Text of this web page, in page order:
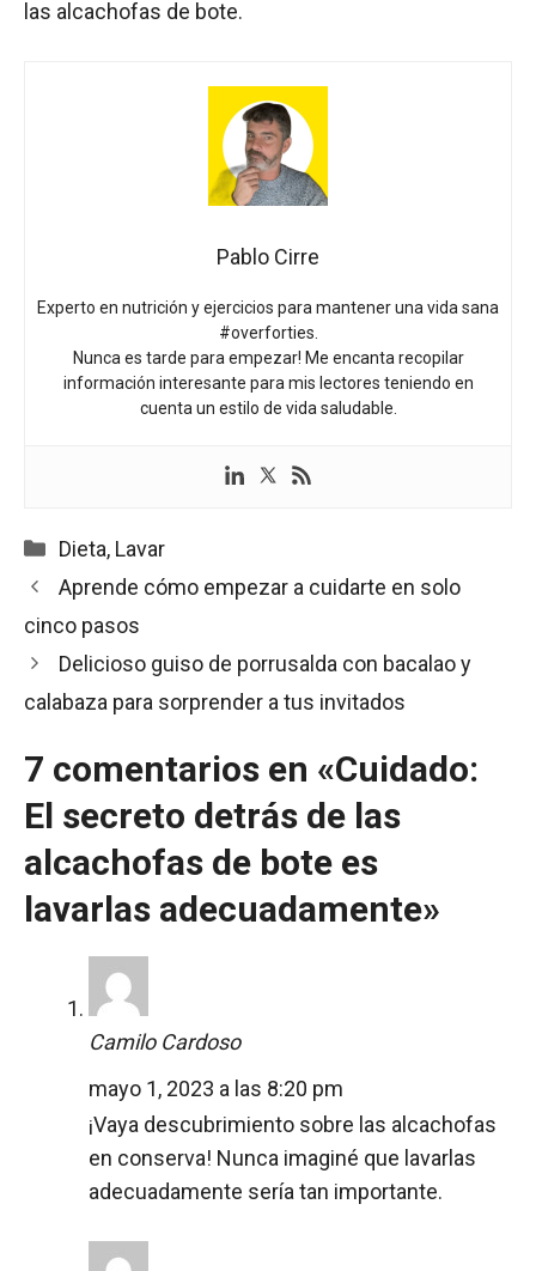
las alcachofas de bote.
Pablo Cirre
Experto en nutrición y ejercicios para mantener una vida sana
#overforties.
Nunca es tarde para empezar! Me encanta recopilar
información interesante para mis lectores teniendo en
cuenta un estilo de vida saludable.
Categorías
Dieta, Lavar
Aprende cómo empezar a cuidarte en solo
cinco pasos
Delicioso guiso de porrusalda con bacalao y
calabaza para sorprender a tus invitados
7 comentarios en «Cuidado:
El secreto detrás de las
alcachofas de bote es
lavarlas adecuadamente»
Camilo Cardoso
mayo 1, 2023 a las 8:20 pm
¡Vaya descubrimiento sobre las alcachofas
en conserva! Nunca imaginé que lavarlas
adecuadamente sería tan importante.